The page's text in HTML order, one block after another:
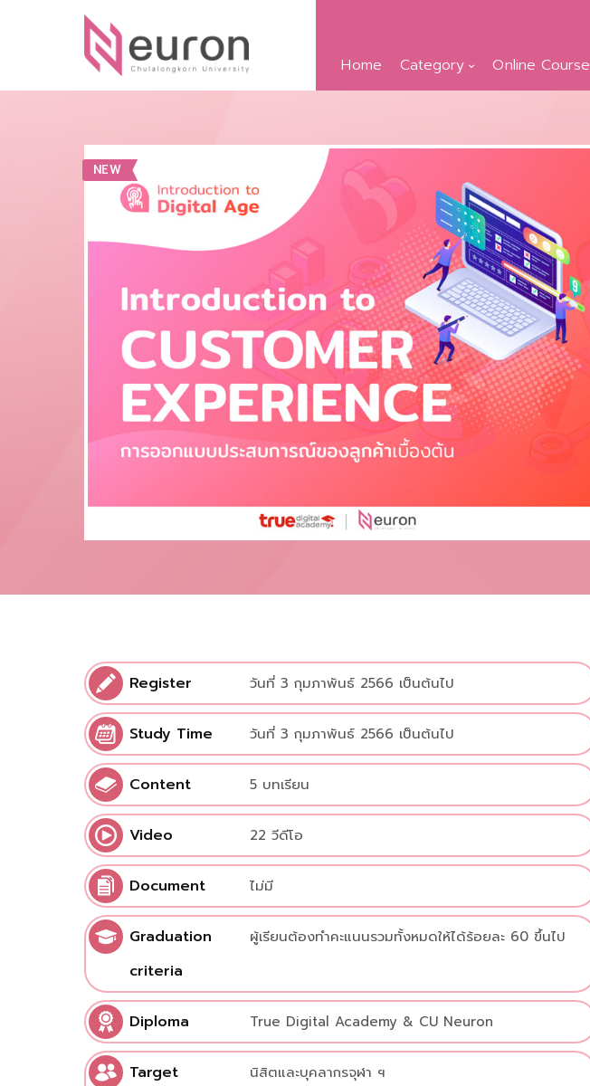
Home Category Online Course
NEW
Register วันที่ 3 กุมภาพันธ์ 2566 เป็นต้นไป
Study Time วันที่ 3 กุมภาพันธ์ 2566 เป็นต้นไป
Content 5 บทเรียน
Video 22 วีดีโอ
Document ไม่มี
Graduation
criteria
ผู้เรียนต้องทำคะแนนรวมทั้งหมดให้ได้ร้อยละ 60 ขึ้นไป
Diploma True Digital Academy & CU Neuron
Target
นิสิตและบุคลากรจุฬา ฯ